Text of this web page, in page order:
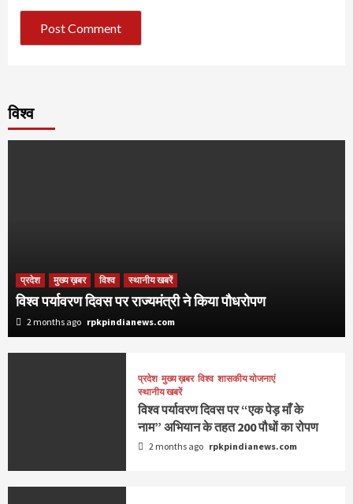
विश्व
प्रदेश मुख्य ख़बर विश्व स्थानीय खबरें
विश्व पर्यावरण दिवस पर राज्यमंत्री ने किया पौधरोपण
2 months ago rpkpindianews.com
प्रदेश मुख्य ख़बर विश्व शासकीय योजनाएं
स्थानीय खबरें
विश्व पर्यावरण दिवस पर “एक पेड़ माँ के
नाम” अभियान के तहत 200 पौधों का रोपण
2 months ago rpkpindianews.com